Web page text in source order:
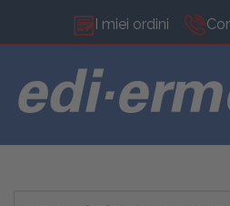
I miei ordini